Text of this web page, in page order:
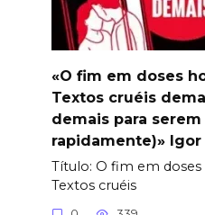
«O fim em doses
Textos cruéis
demais para
rapidamente)» Igor
Título: O fim em
Textos cruéis